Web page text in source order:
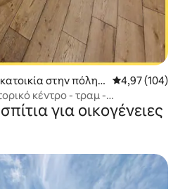
στην πόλη
Μέση
4,97 (104)
κέντρο - τραμ -
για οικογένειες